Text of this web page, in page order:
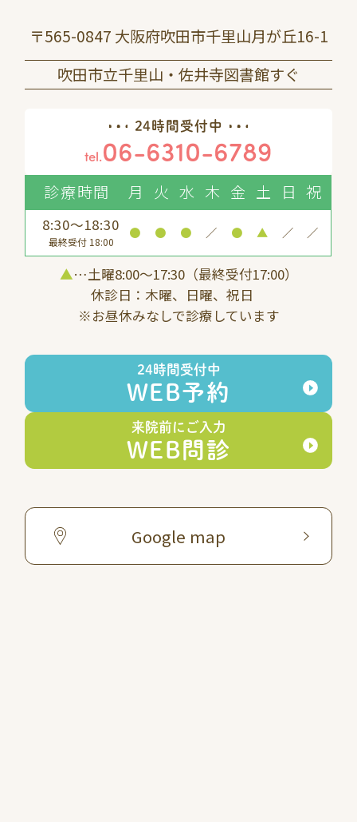
〒565-0847 大阪府吹田市千里山月が丘16-1
吹田市立千里山・佐井寺図書館すぐ
24時間受付中
tel.06-6310-6789
診療時間 月 火 水 木 金 土 日 祝
8:30～18:30
最終受付 18:00
● ● ● ／ ● ▲ ／ ／
▲…土曜8:00〜17:30（最終受付17:00）
休診日：木曜、日曜、祝日
※お昼休みなしで診療しています
24時間受付中
WEB予約
来院前にご入力
WEB問診
Google map